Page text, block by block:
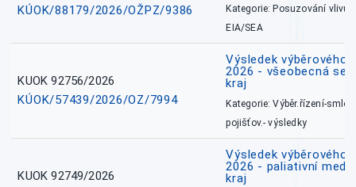
KÚOK/88179/2026/OŽPZ/9386
Kategorie: Posuzování vlivů
EIA/SEA
KUOK 92756/2026
KÚOK/57439/2026/OZ/7994
Výsledek výběrového
2026 - všeobecná
kraj
Kategorie: Výběr.řízení-
pojišťov.- výsledky
KUOK 92749/2026
Výsledek výběrového
2026 - paliativní
kraj